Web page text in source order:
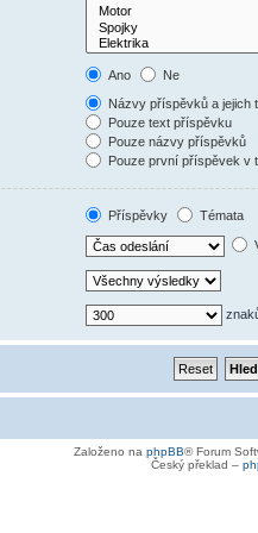
Ano
Ne
Názvy příspěvků a jejich
Pouze text příspěvku
Pouze názvy příspěvků
Pouze první příspěvek v
Příspěvky
Témata
Založeno na phpBB® Forum
Český překlad –